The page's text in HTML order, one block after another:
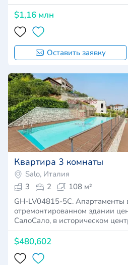
$1,16 млн
Оставить заявку
Квартира 3 комнаты
Salo, Италия
3
2
108 м²
GH-LV04815-5C. Апартаменты
отремонтированном здании
СалоСало, в историческом
$480,602